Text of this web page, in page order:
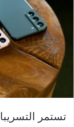
تستمر